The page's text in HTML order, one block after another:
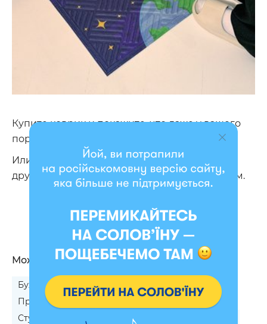
Купите коврик и покажите, что даже у вашего
порога есть «характер».
Или же выберите подходящий и вручите
друзьям – будет смешным и милым подарком.
Можно подарить
Бухгалтеру на Новый год
Программисту на Новый год
Студенту на Новый год
Учителю на Новый год